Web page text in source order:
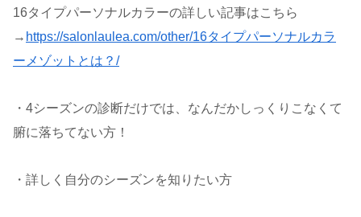
16タイプパーソナルカラーの詳しい記事はこちら
→ https://salonlaulea.com/other/16タイプパーソナルカラ
ーメゾットとは？/
・4シーズンの診断だけでは、なんだかしっくりこなくて
腑に落ちてない方！
・詳しく自分のシーズンを知りたい方